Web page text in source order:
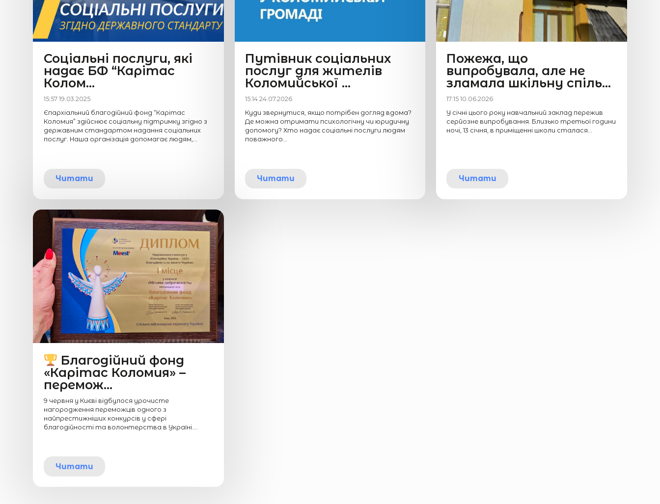
Соціальні послуги, які
надає БФ “Карітас
Колом...
15:57 19.03.2025
Єпархіальний благодійний фонд “Карітас
Коломия” здійснює соціальну підтримку згідно з
державним стандартом надання соціальних
послуг. Наша організація допомагає людям,...
Читати
Путівник соціальних
послуг для жителів
Коломийської ...
15:14 24.07.2026
Куди звернутися, якщо потрібен догляд вдома?
Де можна отримати психологічну чи юридичну
допомогу? Хто надає соціальні послуги людям
поважного...
Читати
Пожежа, що
випробувала, але не
зламала шкільну спіль...
17:15 10.06.2026
У січні цього року навчальний заклад пережив
серйозне випробування. Близько третьої години
ночі, 13 січня, в приміщенні школи сталася...
Читати
Благодійний фонд
«Карітас Коломия» –
перемож...
9 червня у Києві відбулося урочисте
нагородження переможців одного з
найпрестижніших конкурсів у сфері
благодійності та волонтерства в Україні....
Читати